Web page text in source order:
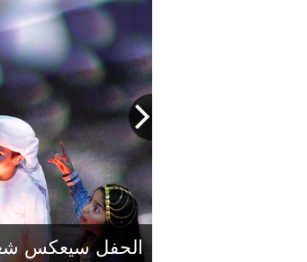
الحفل سيعكس
آمنة بالهول: